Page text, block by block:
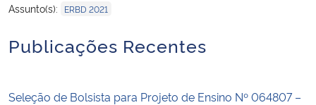
Assunto(s): ERBD 2021
Publicações Recentes
Seleção de Bolsista para Projeto de Ensino Nº 064807 –